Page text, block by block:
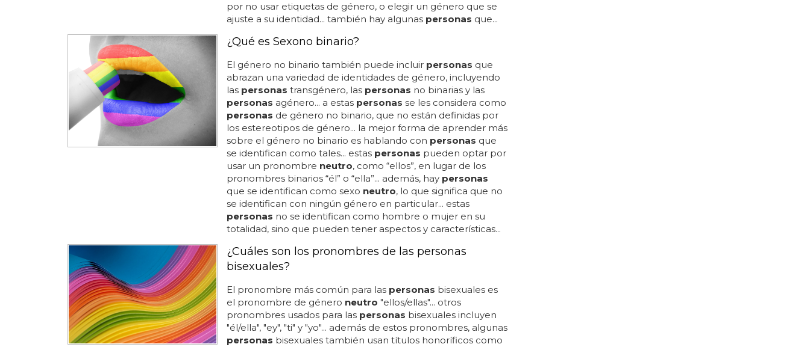
por no usar etiquetas de género, o elegir un género que se
ajuste a su identidad... también hay algunas personas que...
¿Qué es Sexono binario?
El género no binario también puede incluir personas que
abrazan una variedad de identidades de género, incluyendo
las personas transgénero, las personas no binarias y las
personas agénero... a estas personas se les considera como
personas de género no binario, que no están definidas por
los estereotipos de género... la mejor forma de aprender más
sobre el género no binario es hablando con personas que
se identifican como tales... estas personas pueden optar por
usar un pronombre neutro, como “ellos”, en lugar de los
pronombres binarios “él” o “ella”... además, hay personas
que se identifican como sexo neutro, lo que significa que no
se identifican con ningún género en particular... estas
personas no se identifican como hombre o mujer en su
totalidad, sino que pueden tener aspectos y características...
¿Cuáles son los pronombres de las personas
bisexuales?
El pronombre más común para las personas bisexuales es
el pronombre de género neutro "ellos/ellas"... otros
pronombres usados para las personas bisexuales incluyen
"él/ella", "ey", "ti" y "yo"... además de estos pronombres, algunas
personas bisexuales también usan títulos honoríficos como